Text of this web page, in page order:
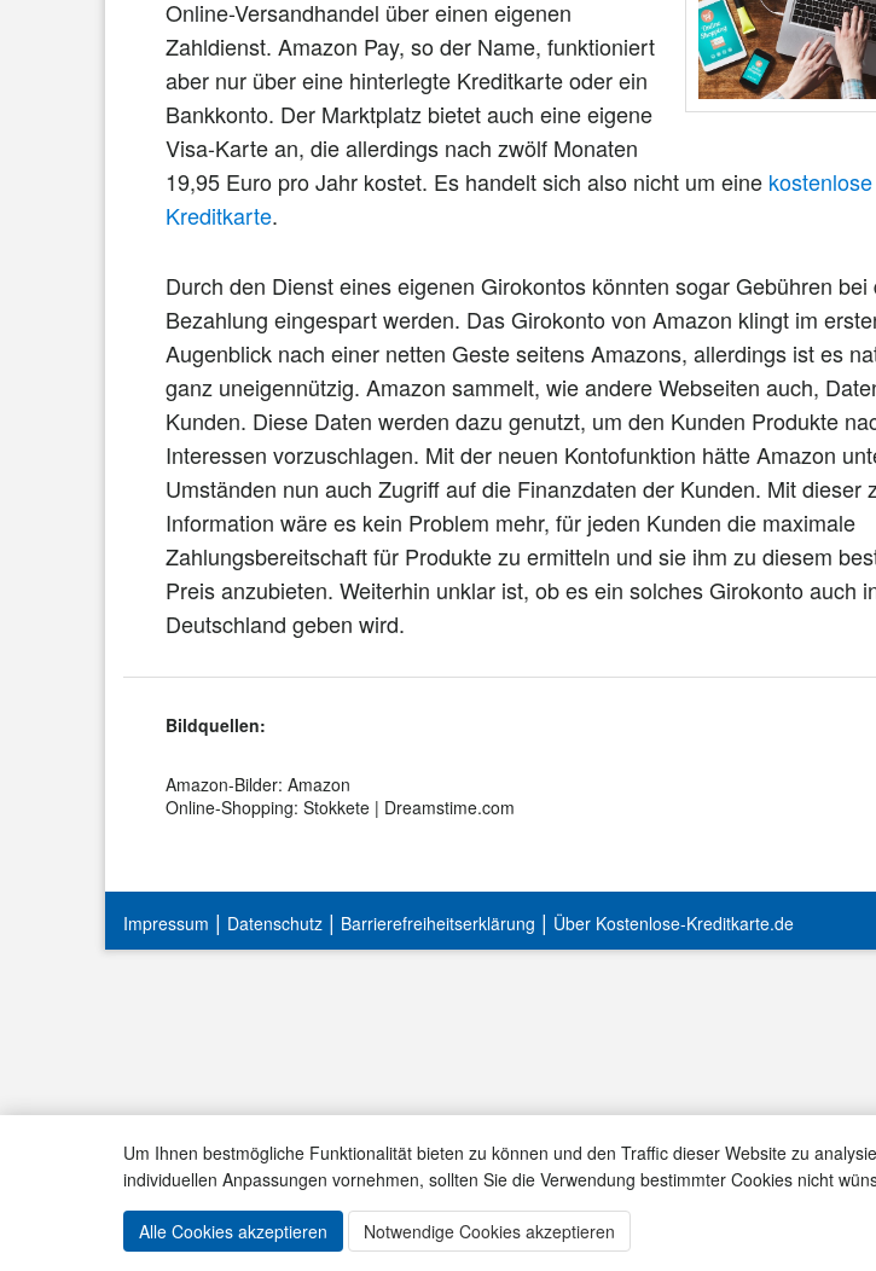
Um Ihnen bestmögliche Funktionalität bieten zu können und den Traffic dieser Website zu
individuellen Anpassungen vornehmen, sollten Sie die Verwendung bestimmter Cookies nicht
Alle Cookies akzeptieren Notwendige Cookies akzeptieren
Online-Versandhandel über einen eigenen
Zahldienst. Amazon Pay, so der Name, funktioniert
aber nur über eine hinterlegte Kreditkarte oder ein
Bankkonto. Der Marktplatz bietet auch eine eigene
Visa-Karte an, die allerdings nach zwölf Monaten
19,95 Euro pro Jahr kostet. Es handelt sich also nicht um eine kostenlose
Kreditkarte.
Durch den Dienst eines eigenen Girokontos könnten sogar Gebühren bei
Bezahlung eingespart werden. Das Girokonto von Amazon klingt im
Augenblick nach einer netten Geste seitens Amazons, allerdings ist es
ganz uneigennützig. Amazon sammelt, wie andere Webseiten auch,
Kunden. Diese Daten werden dazu genutzt, um den Kunden Produkte
Interessen vorzuschlagen. Mit der neuen Kontofunktion hätte Amazon
Umständen nun auch Zugriff auf die Finanzdaten der Kunden. Mit dieser
Information wäre es kein Problem mehr, für jeden Kunden die maximale
Zahlungsbereitschaft für Produkte zu ermitteln und sie ihm zu diesem
Preis anzubieten. Weiterhin unklar ist, ob es ein solches Girokonto auch
Deutschland geben wird.
Bildquellen:
Amazon-Bilder: Amazon
Online-Shopping: Stokkete | Dreamstime.com
Impressum | Datenschutz | Barrierefreiheitserklärung | Über Kostenlose-Kreditkarte.de